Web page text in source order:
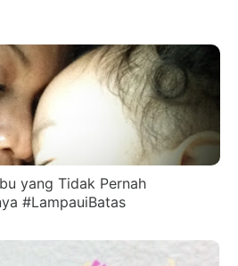
yang Tidak Pernah
#LampauiBatas